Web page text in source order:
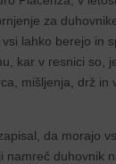
za
lahko berejo in
kar v resnici so,
mišljenja, drž
da morajo
duhovnik